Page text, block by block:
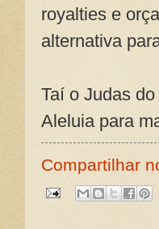
royalties e
alternativa
Taí o Judas
Aleluia para
Compartilhar